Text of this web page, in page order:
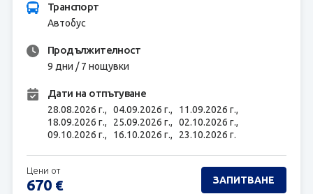
Транспорт
Автобус
Продължителност
9 дни / 7 нощувки
Дати на отпътуване
28.08.2026 г., 04.09.2026 г., 11.09.2026 г.,
18.09.2026 г., 25.09.2026 г., 02.10.2026 г.,
09.10.2026 г., 16.10.2026 г., 23.10.2026 г.
Цени от
670 € ЗАПИТВАНЕ